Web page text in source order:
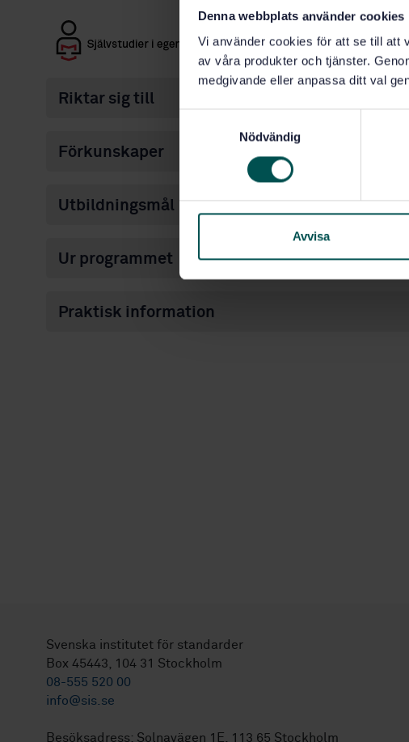
Denna webbplats använder cookies
Vi använder cookies för att se till att
av våra produkter och tjänster.
medgivande eller anpassa ditt val
s
a
Nödvändig
Avvisa
Riktar sig till
Förkunskaper
Utbildningsmål
Ur programmet
Praktisk information
Svenska institutet för standarder
Box 45443, 104 31 Stockholm
08-555 520 00
info@sis.se
Besöksadress: Solnavägen 1E, 113 65 Stockholm